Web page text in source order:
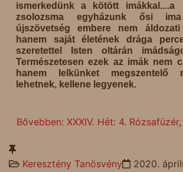
ismerkedünk a kötött
zsolozsma egyházunk ősi
újszövetség embere nem
hanem saját életének drága
szeretettel Isten oltárán
Természetesen ezek az imák nem
hanem lelkünket megszentelő
lehetnek, kellene legyenek.
Bővebben: XXXIV. Hét: 4.
Keresztény Tanösvény
2020.